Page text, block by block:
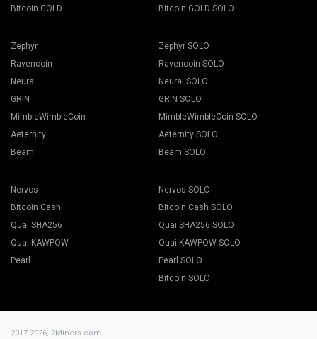
Bitcoin GOLD
Bitcoin GOLD SOLO
Zephyr
Ravencoin
Neurai
GRIN
MimbleWimbleCoin
Aeternity
Beam
Zephyr SOLO
Ravencoin SOLO
Neurai SOLO
GRIN SOLO
MimbleWimbleCoin SOLO
Aeternity SOLO
Beam SOLO
Nervos
Bitcoin Cash
Quai SHA256
Quai KAWPOW
Pearl
Nervos SOLO
Bitcoin Cash SOLO
Quai SHA256 SOLO
Quai KAWPOW SOLO
Pearl SOLO
Bitcoin SOLO
2017-2026, 2Miners.com